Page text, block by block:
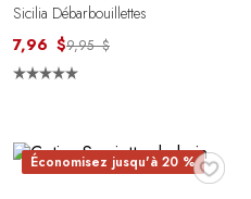
Sicilia Débarbouillettes
7,96 $9,95 $
♥
Économisez jusqu'à 20 %